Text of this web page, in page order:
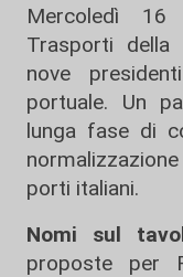
Mercoledì
Trasporti della
nove
portuale. Un
lunga fase di
porti italiani.
Nomi sul
proposte per